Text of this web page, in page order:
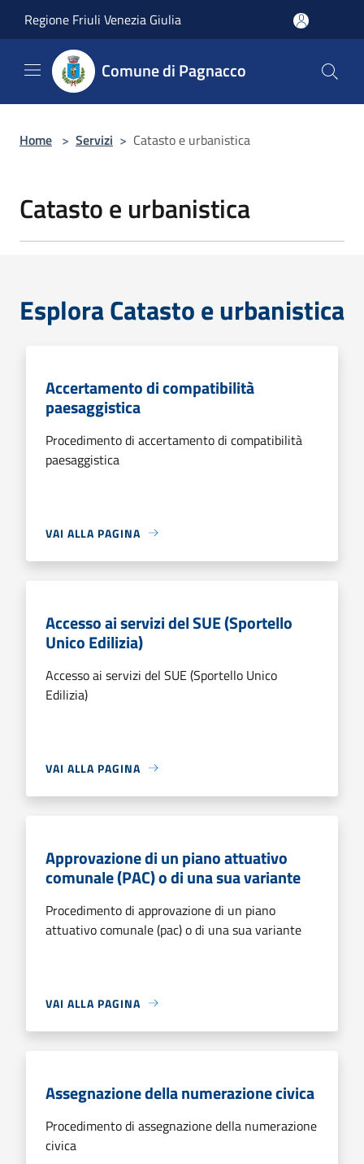
Regione Friuli Venezia Giulia
Comune di Pagnacco
Home > Servizi > Catasto e urbanistica
Catasto e urbanistica
Esplora Catasto e urbanistica
Accertamento di compatibilità
paesaggistica
Procedimento di accertamento di compatibilità
paesaggistica
VAI ALLA PAGINA
Accesso ai servizi del SUE (Sportello
Unico Edilizia)
Accesso ai servizi del SUE (Sportello Unico
Edilizia)
VAI ALLA PAGINA
Approvazione di un piano attuativo
comunale (PAC) o di una sua variante
Procedimento di approvazione di un piano
attuativo comunale (pac) o di una sua variante
VAI ALLA PAGINA
Assegnazione della numerazione civica
Procedimento di assegnazione della numerazione
civica